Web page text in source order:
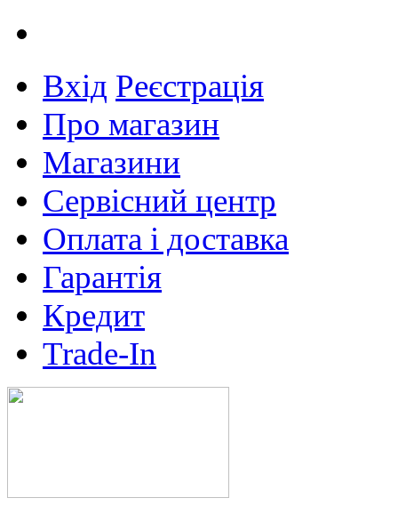
Вхід Реєстрація
Про магазин
Магазини
Сервісний центр
Оплата і доставка
Гарантія
Кредит
Trade-In